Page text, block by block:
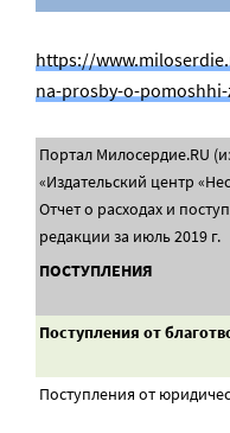
https://
na-prosby-o-
Портал Милосердие.RU
«Издательский центр
Отчет о расходах и
редакции за июль 2019 г.
ПОСТУПЛЕНИЯ
Поступления от
Поступления от